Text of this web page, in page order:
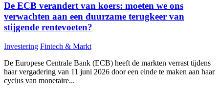
De ECB verandert van koers: moeten we ons
verwachten aan een duurzame terugkeer van
stijgende rentevoeten?
Investering Fintech & Markt
De Europese Centrale Bank (ECB) heeft de markten verrast tijdens
haar vergadering van 11 juni 2026 door een einde te maken aan haar
cyclus van monetaire...